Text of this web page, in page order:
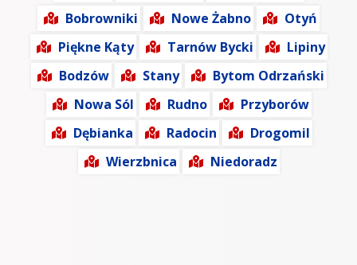
Bobrowniki
Nowe Żabno
Otyń
Piękne Kąty
Tarnów Bycki
Lipiny
Bodzów
Stany
Bytom Odrzański
Nowa Sól
Rudno
Przyborów
Dębianka
Radocin
Drogomil
Wierzbnica
Niedoradz